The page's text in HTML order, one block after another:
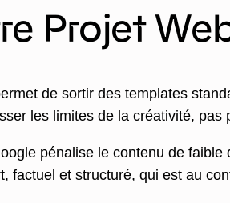
Projet
de sortir des templates
les limites de la créativité, pas
pénalise le contenu de faible
factuel et structuré, qui est au